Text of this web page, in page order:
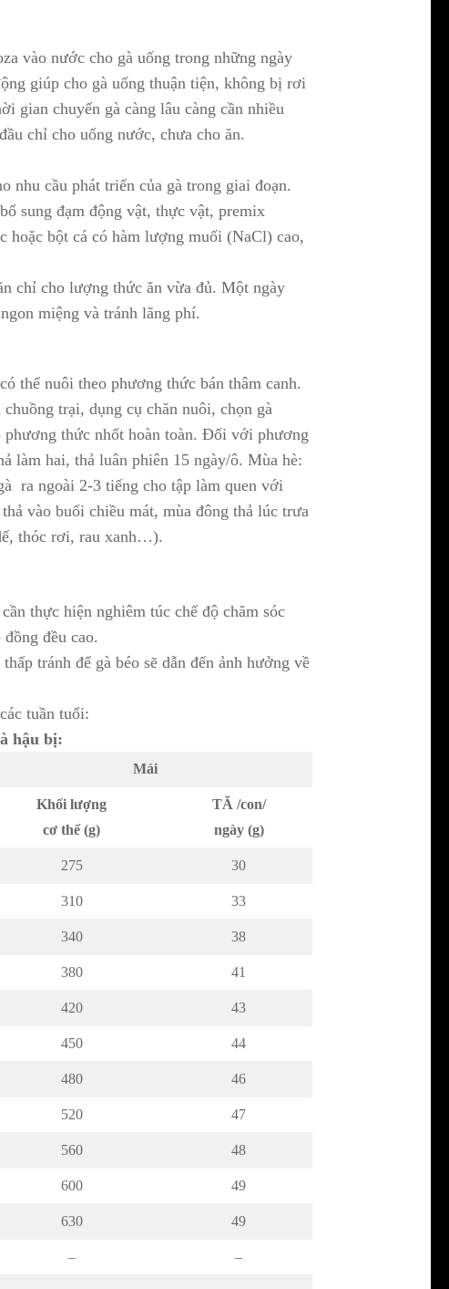
vào nước cho gà uống trong những ngày
giúp cho gà uống thuận tiện, không bị rơi
gian chuyển gà càng lâu càng cần nhiều
chỉ cho uống nước, chưa cho ăn.
nhu cầu phát triển của gà trong giai đoạn.
sung đạm động vật, thực vật, premix
bột cá có hàm lượng muối (NaCl) cao,
chỉ cho lượng thức ăn vừa đủ. Một ngày
miệng và tránh lãng phí.
thể nuôi theo phương thức bán thâm canh.
trại, dụng cụ chăn nuôi, chọn gà
thức nhốt hoàn toàn. Đối với phương
làm hai, thả luân phiên 15 ngày/ô. Mùa hè:
ra ngoài 2-3 tiếng cho tập làm quen với
vào buổi chiều mát, mùa đông thả lúc trưa
thóc rơi, rau xanh…).
thực hiện nghiêm túc chế độ chăm sóc
đều cao.
tránh để gà béo sẽ dẫn đến ảnh hưởng về
tuần tuổi:
hậu bị:
Mái
Khối lượng
cơ thể (g)
TĂ /con/
ngày (g)
275 30
310 33
340 38
380 41
420 43
450 44
480 46
520 47
560 48
600 49
630 49
– –